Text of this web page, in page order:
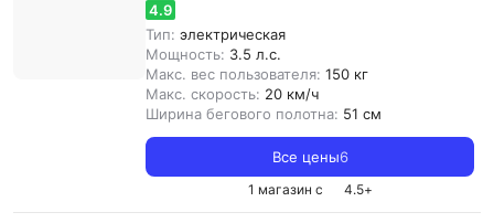
4.9
Тип: электрическая
Мощность: 3.5 л.с.
Макс. вес пользователя: 150 кг
Макс. скорость: 20 км/ч
Ширина бегового полотна: 51 см
Все цены6
1 магазин с 4.5+